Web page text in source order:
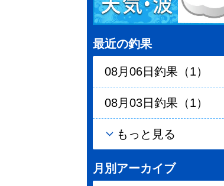
最近の釣果
08月06日釣果（1）
08月03日釣果（1）
もっと見る
月別アーカイブ